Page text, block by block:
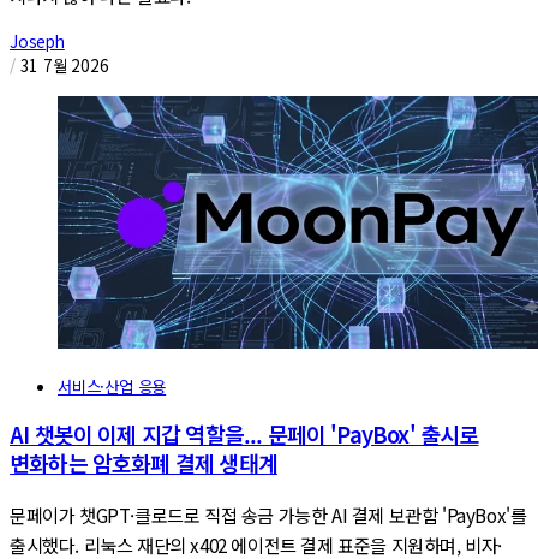
Joseph
/ 31 7월 2026
서비스·산업 응용
AI 챗봇이 이제 지갑 역할을... 문페이 'PayBox' 출시로
변화하는 암호화폐 결제 생태계
문페이가 챗GPT·클로드로 직접 송금 가능한 AI 결제 보관함 'PayBox'를
출시했다. 리눅스 재단의 x402 에이전트 결제 표준을 지원하며, 비자·